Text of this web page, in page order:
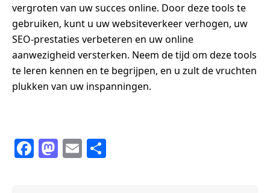
vergroten van uw succes online. Door deze tools te
gebruiken, kunt u uw websiteverkeer verhogen, uw
SEO-prestaties verbeteren en uw online
aanwezigheid versterken. Neem de tijd om deze tools
te leren kennen en te begrijpen, en u zult de vruchten
plukken van uw inspanningen.
F
M E